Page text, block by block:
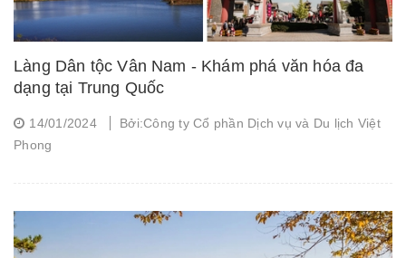
Làng Dân tộc Vân Nam - Khám phá văn hóa đa
dạng tại Trung Quốc
14/01/2024
Bởi:Công ty Cổ phần Dịch vụ và Du lịch Việt
Phong